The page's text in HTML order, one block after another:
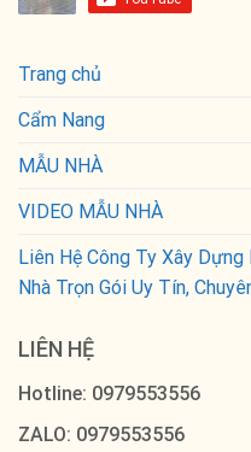
Trang chủ
Cẩm Nang
MẪU NHÀ
VIDEO MẪU NHÀ
Liên Hệ Công Ty Xây
Nhà Trọn Gói Uy Tín,
LIÊN HỆ
Hotline: 0979553556
ZALO: 0979553556